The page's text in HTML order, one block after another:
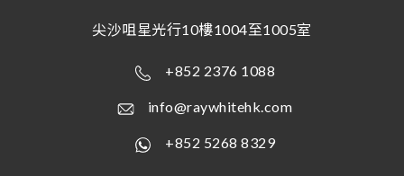
尖沙咀星光行10樓1004至1005室
+852 2376 1088
info@raywhitehk.com
+852 5268 8329